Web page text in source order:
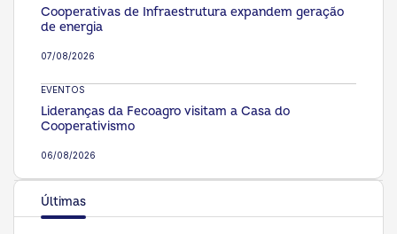
07/08/2026
Cooperativas de Infraestrutura expandem geração
de energia
EVENTOS
06/08/2026
Lideranças da Fecoagro visitam a Casa do
Cooperativismo
Últimas